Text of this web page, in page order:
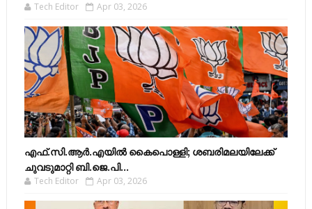
Tech Editor Apr 03, 2026
എഫ്​.സി.ആർ.എയിൽ കൈപൊള്ളി; ശബരിമലയിലേക്ക്​
ചുവടുമാറ്റി ബി.ജെ.പി...
Tech Editor Apr 03, 2026